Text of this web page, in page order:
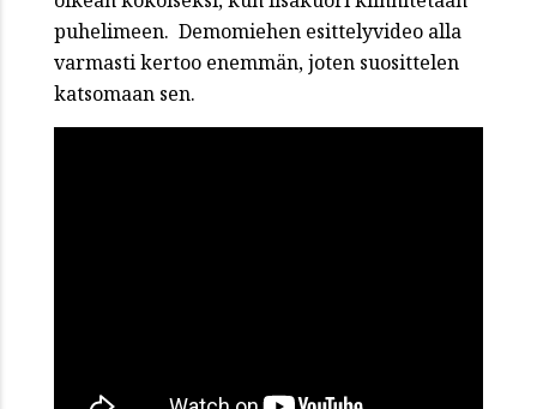
puhelimeen. Demomiehen esittelyvideo alla
varmasti kertoo enemmän, joten suosittelen
katsomaan sen.